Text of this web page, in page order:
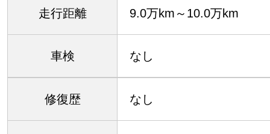
走行距離 9.0万km～10.0万km
車検 なし
修復歴 なし